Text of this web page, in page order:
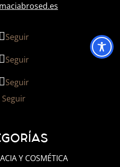
Seguir
Seguir
Seguir
Seguir
Y COSMÉTICA